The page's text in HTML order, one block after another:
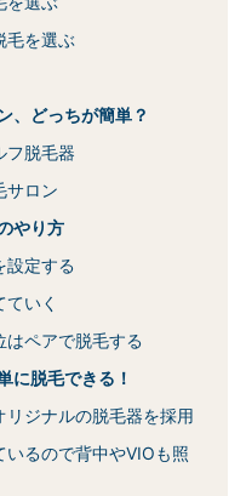
毛を選ぶ
、どっちが簡単？
フ脱毛器
サロン
やり方
設定する
いく
はペアで脱毛する
に脱毛できる！
ジナルの脱毛器を採用
るので背中やVIOも照